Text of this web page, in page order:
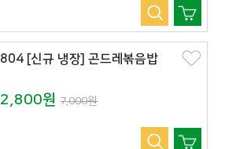
804 [신규 냉장] 곤드레볶음밥
2,800원7,000원